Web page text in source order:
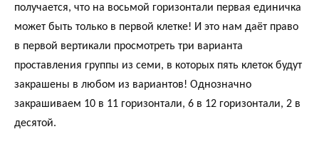
получается, что на восьмой горизонтали первая единичка
может быть только в первой клетке! И это нам даёт право
в первой вертикали просмотреть три варианта
проставления группы из семи, в которых пять клеток будут
закрашены в любом из вариантов! Однозначно
закрашиваем 10 в 11 горизонтали, 6 в 12 горизонтали, 2 в
десятой.